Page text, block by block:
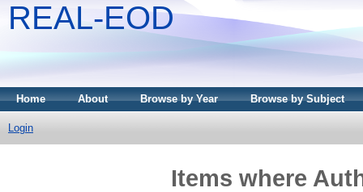
REAL-EOD
Home About Browse by Year Browse by Subject
Login
Items where